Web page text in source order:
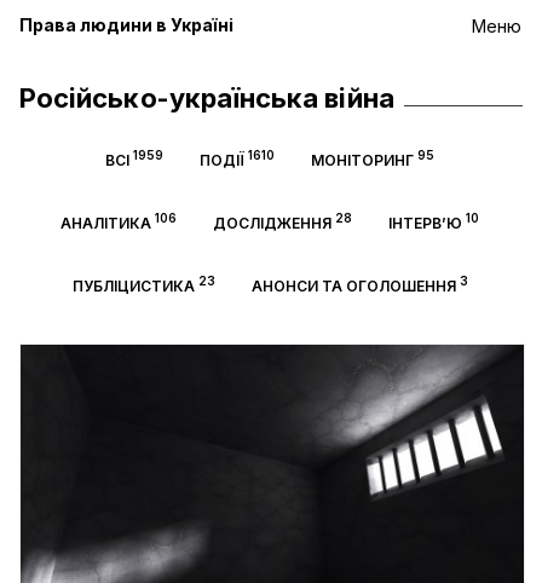
Меню
Права людини в Україні
Російсько-українська війна
ВСІ 1959 ПОДІЇ 1610 МОНІТОРИНГ 95
АНАЛІТИКА 106 ДОСЛІДЖЕННЯ 28 ІНТЕРВ’Ю 10
ПУБЛІЦИСТИКА 23 АНОНСИ ТА ОГОЛОШЕННЯ3